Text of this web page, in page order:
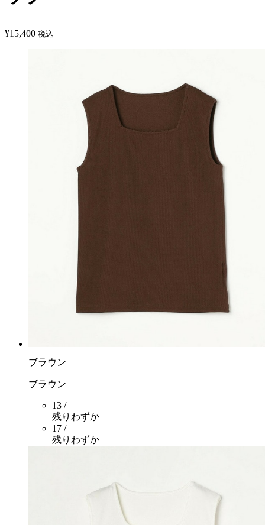
¥15,400 税込
ブラウン
ブラウン
13 /
残りわずか
17 /
残りわずか